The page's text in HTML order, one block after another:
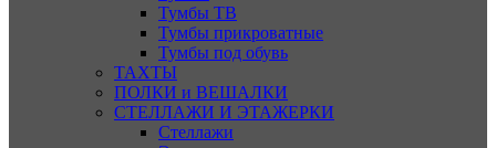
Тумбы ТВ
Тумбы прикроватные
Тумбы под обувь
ТАХТЫ
ПОЛКИ и ВЕШАЛКИ
СТЕЛЛАЖИ И ЭТАЖЕРКИ
Стеллажи